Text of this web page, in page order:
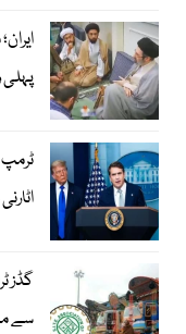
پہلی
ٹرمپ
گڈز
سے